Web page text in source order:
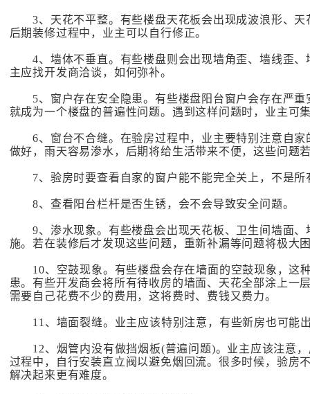
3、天花不平整。有些楼盘天花板会出现成波浪形、天
后期装修过程中，业主可以自行修正。
4、墙体不垂直。有些楼盘则会出现墙角歪、墙线歪、
主应找开发商洽谈，如何弥补。
5、窗户存在安全隐患。有些楼盘阳台窗户会存在严重
就成为一个楼盘的普遍性问题。遇到这样问题时，业主可
6、窗台不合缝。在验房过程中，业主要特别注意自家
做好，雨天容易渗水，后期将给生活带来不便，这些问题
7、验房时要查看自家的窗户能不能完全关上，不是所
8、查看阳台栏杆是否生锈，会不会导致安全问题。
9、渗水现象。有些楼盘会出现天花板、卫生间墙面、
施。若在装修后才发现这些问题，重新补漏等问题将极大
10、空鼓现象。有些楼盘会存在墙面的空鼓现象，这
患。有些开发商会将所有待收房的墙面、天花全部涂上一
需要自己花费不少的费用，这将费时、费钱又费力。
11、墙面裂缝。业主应该特别注意，有些新房也可能
12、烟管内没有做挡烟板(普遍问题)。业主应该注意，
过程中，自行安装直立阀以避免烟回流。很多时候，验房
解决起来更有难度。